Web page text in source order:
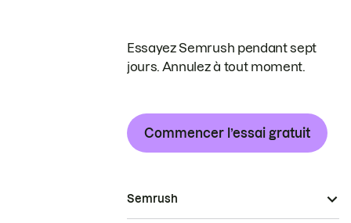
Essayez Semrush pendant sept
jours. Annulez à tout moment.
Commencer l’essai gratuit
Semrush